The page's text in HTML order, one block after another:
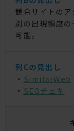
競合サイトの
別の出現頻度
可能。
・ SimilarWeb
・ SEOチェキ